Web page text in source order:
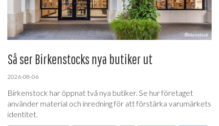
Så ser Birkenstocks nya butiker ut
2026-08-06
Birkenstock har öppnat två nya butiker. Se hur företaget
använder material och inredning för att förstärka varumärkets
identitet.